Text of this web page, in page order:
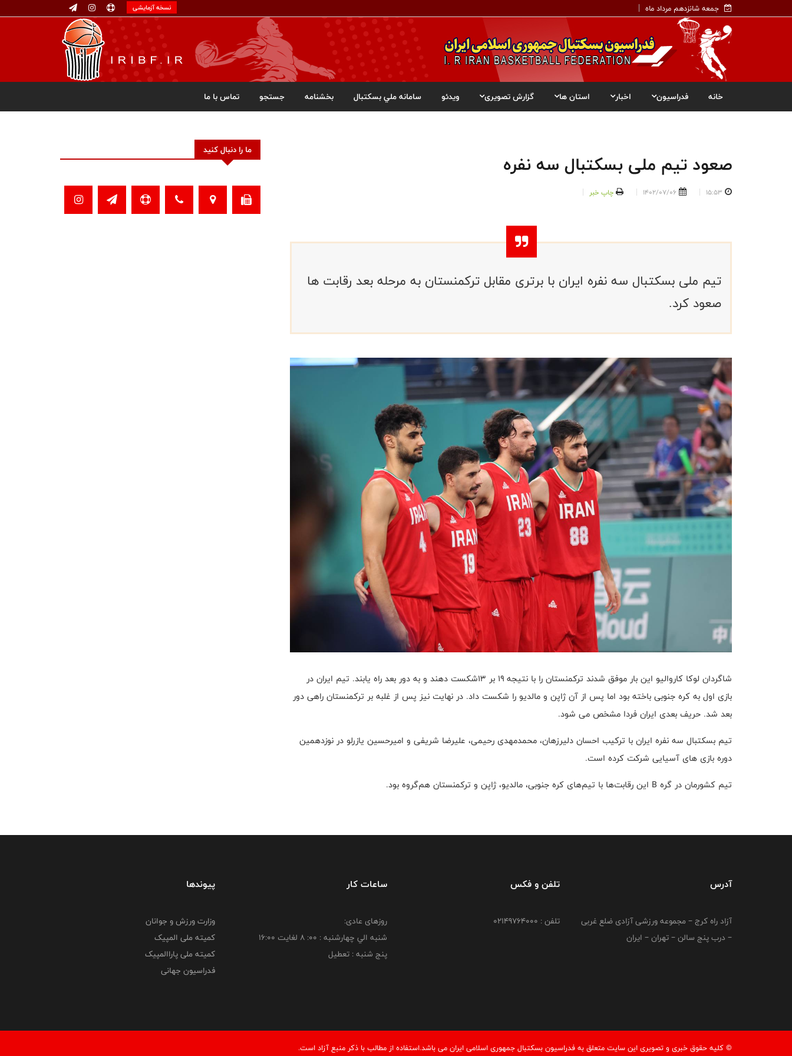
جمعه شانزدهم مرداد ماه نسخه آزمایشی
خانه فدراسیون اخبار استان ها گزارش تصویری ویدئو سامانه ملي بسکتبال بخشنامه جستجو تماس با ما
صعود تیم ملی بسکتبال سه نفره
15:53
1402/07/06 چاپ خبر
تیم ملی بسکتبال سه نفره ایران با برتری مقابل ترکمنستان به مرحله بعد رقابت ها
صعود کرد.
شاگردان لوکا کاروالیو این بار موفق شدند ترکمنستان را با نتیجه ۱۹ بر ۱۳شکست دهند و به دور بعد راه یابند. تیم ایران در
بازی اول به کره جنوبی باخته بود اما پس از آن ژاپن و مالدیو را شکست داد. در نهایت نیز پس از غلبه بر ترکمنستان راهی دور
بعد شد. حریف بعدی ایران فردا مشخص می شود.
تیم بسکتبال سه نفره ایران با ترکیب احسان دلیرزهان، محمدمهدی رحیمی، علیرضا شریفی و امیرحسین یازرلو در نوزدهمین
دوره بازی های آسیایی شرکت کرده است.
تیم کشورمان در گره B این رقابت‌ها با تیم‌های کره‌ جنوبی، مالدیو، ژاپن و ترکمنستان هم‌گروه بود.
ما را دنبال کنید
آدرس
آزاد راه کرج – مجموعه ورزشی آزادی ضلع غربی
– درب پنج سالن – تهران – ایران
تلفن و فکس
تلفن : 02149764000
ساعات کار
روزهای عادی:
شنبه الي چهارشنبه : 00: 8 لغايت 16:00
پنج شنبه : تعطیل
پیوندها
وزارت ورزش و جوانان
کمیته ملی المپیک
کمیته ملی پاراالمپیک
فدراسیون جهانی
© کليه حقوق خبری و تصويری اين سايت متعلق به فدراسیون بسکتبال جمهوری اسلامی ایران می باشد.استفاده از مطالب با ذكر منبع آزاد است.